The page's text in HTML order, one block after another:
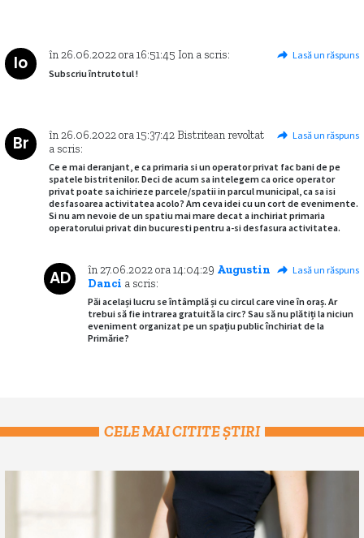
Io în26.06.2022ora16:51:45 Ion a scris:
Lasă un răspuns
Subscriu întrutotul !
Br în26.06.2022ora15:37:42 Bistritean revoltat
a scris:
Lasă un răspuns
Ce e mai deranjant, e ca primaria si un operator privat fac bani de pe
spatele bistritenilor. Deci de acum sa intelegem ca orice operator
privat poate sa ichirieze parcele/spatii in parcul municipal, ca sa isi
desfasoarea activitatea acolo? Am ceva idei cu un cort de evenimente.
Si nu am nevoie de un spatiu mai mare decat a inchiriat primaria
operatorului privat din bucuresti pentru a-si desfasura activitatea.
AD în27.06.2022ora14:04:29 Augustin
Danci a scris:
Lasă un răspuns
Păi același lucru se întâmplă și cu circul care vine în oraș. Ar
trebui să fie intrarea gratuită la circ? Sau să nu plătiți la niciun
eveniment organizat pe un spațiu public închiriat de la
Primărie?
CELE MAI CITITE ȘTIRI